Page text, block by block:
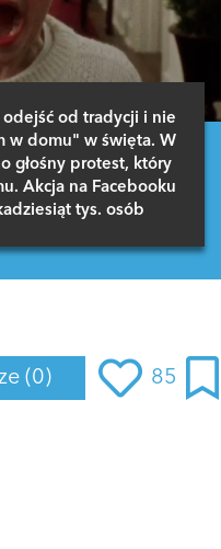
odejść od tradycji i nie
w domu" w święta. W
głośny protest, który
Akcja na Facebooku
tys. osób
(0) 85